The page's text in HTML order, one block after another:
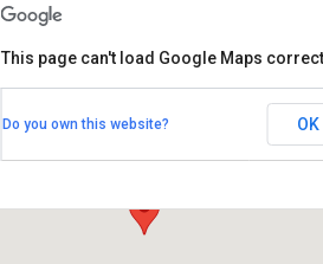
Bernadottestrasse 90-92 - Berlin
This page can't load Google Maps
Do you own this website? OK